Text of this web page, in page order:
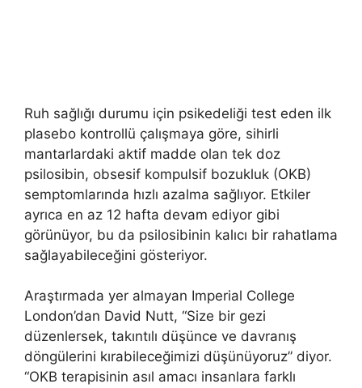
Ruh sağlığı durumu için psikedeliği test eden ilk
plasebo kontrollü çalışmaya göre, sihirli
mantarlardaki aktif madde olan tek doz
psilosibin, obsesif kompulsif bozukluk (OKB)
semptomlarında hızlı azalma sağlıyor. Etkiler
ayrıca en az 12 hafta devam ediyor gibi
görünüyor, bu da psilosibinin kalıcı bir rahatlama
sağlayabileceğini gösteriyor.
Araştırmada yer almayan Imperial College
London’dan David Nutt, “Size bir gezi
düzenlersek, takıntılı düşünce ve davranış
döngülerini kırabileceğimizi düşünüyoruz” diyor.
“OKB terapisinin asıl amacı insanlara farklı